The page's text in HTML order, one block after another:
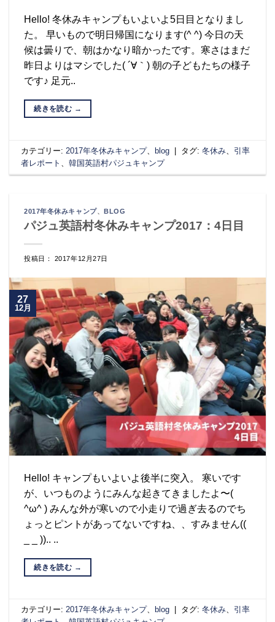
Hello! 冬休みキャンプもいよいよ5日目となりまし
た。 早いもので明日帰国になります(^ ^) 今日の天
候は曇りで、朝はかなり暗かったです。寒さはまだ
昨日よりはマシでした( ´∀｀) 朝の子どもたちの様子
です♪ 足元..
続きを読む →
カテゴリー: 2017年冬休みキャンプ、 blog タグ:冬休み
引率
者レポート
、韓国英語村パジュキャンプ
2017年冬休みキャンプ、 BLOG
パジュ英語村冬休みキャンプ2017：4日目
投稿日： 2017年12月27日
27
12月
Hello! キャンプもいよいよ後半に突入。 寒いです
が、いつものようにみんな起きてきましたよ〜(
^ω^ ) みんな外が寒いので小走りで過ぎ去るのでち
ょっとピントがあってないですね、、すみません((
_ _ )).. ..
続きを読む →
カテゴリー: 2017年冬休みキャンプ、blog | タグ:冬休み
引率